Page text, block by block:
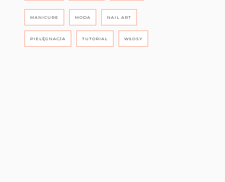
MANICURE MODA NAIL ART
PIELĘGNACJA TUTORIAL WŁOSY